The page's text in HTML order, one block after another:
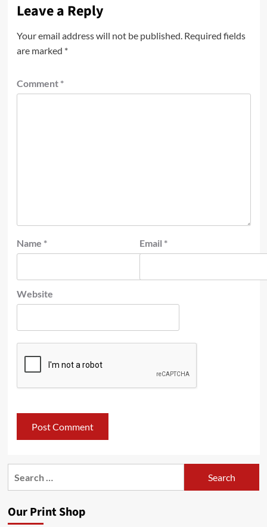
Leave a Reply
Your email address will not be published. Required fields
are marked *
Comment *
Name * Email *
Website
Our Print Shop